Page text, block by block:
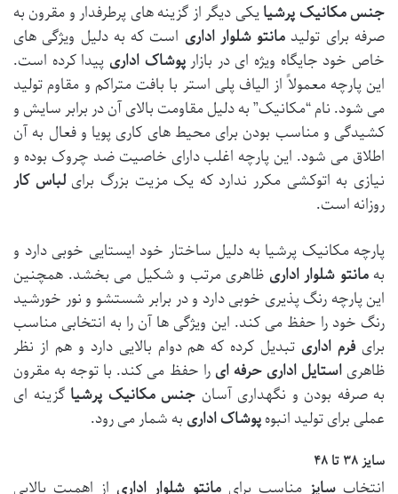
جنس مکانیک پرشیایکی دیگر از گزینه های پرطرفدار و مقرون به
صرفه برای تولید مانتو شلوار اداری است که به دلیل ویژگی های
خاص خود جایگاه ویژه ای در بازارپوشاک اداری پیدا کرده است.
این پارچه معمولاً از الیاف پلی استر با بافت متراکم و مقاوم تولید
می شود. نام “مکانیک” به دلیل مقاومت بالای آن در برابر سایش و
کشیدگی و مناسب بودن برای محیط های کاری پویا و فعال به آن
اطلاق می شود. این پارچه اغلب دارای خاصیت ضد چروک بوده و
نیازی به اتوکشی مکرر ندارد که یک مزیت بزرگ برایلباس کار
روزانه است.
پارچه مکانیک پرشیا به دلیل ساختار خود ایستایی خوبی دارد و
بهمانتو شلوار اداری ظاهری مرتب و شکیل می بخشد. همچنین
این پارچه رنگ پذیری خوبی دارد و در برابر شستشو و نور خورشید
رنگ خود را حفظ می کند. این ویژگی ها آن را به انتخابی مناسب
برای فرم اداری تبدیل کرده که هم دوام بالایی دارد و هم از نظر
ظاهریاستایل اداری حرفه ای را حفظ می کند. با توجه به مقرون
به صرفه بودن و نگهداری آسان جنس مکانیک پرشیا گزینه ای
عملی برای تولید انبوهپوشاک اداری به شمار می رود.
سایز ۳۸ تا ۴۸
انتخابسایز مناسب برایمانتو شلوار اداری از اهمیت بالایی